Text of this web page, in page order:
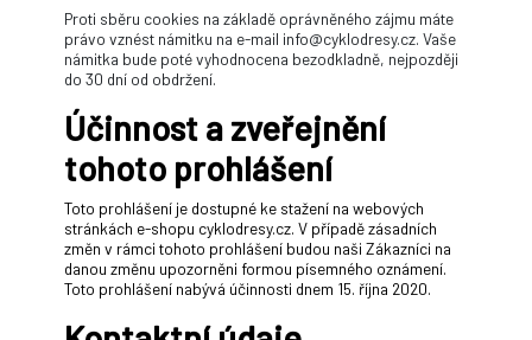
Proti sběru cookies na základě oprávněného zájmu máte
právo vznést námitku na e-mail info@cyklodresy.cz. Vaše
námitka bude poté vyhodnocena bezodkladně, nejpozději
do 30 dní od obdržení.
Účinnost a zveřejnění
tohoto prohlášení
Toto prohlášení je dostupné ke stažení na webových
stránkách e-shopu cyklodresy.cz. V případě zásadních
změn v rámci tohoto prohlášení budou naši Zákazníci na
danou změnu upozorněni formou písemného oznámení.
Toto prohlášení nabývá účinnosti dnem 15. října 2020.